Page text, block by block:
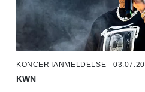
KONCERTANMELDELSE -
KWN